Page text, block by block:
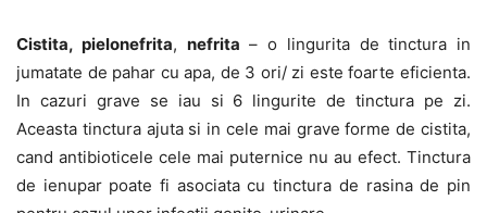
Cistita, pielonefrita, nefrita – o lingurita de tinctura in
jumatate de pahar cu apa, de 3 ori/ zi este foarte eficienta.
In cazuri grave se iau si 6 lingurite de tinctura pe zi.
Aceasta tinctura ajuta si in cele mai grave forme de cistita,
cand antibioticele cele mai puternice nu au efect. Tinctura
de ienupar poate fi asociata cu tinctura de rasina de pin